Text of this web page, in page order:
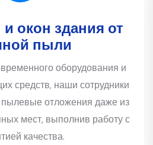
и окон здания от
пыли
оборудования и
средств, наши сотрудники
пылевые отложения даже из
мест, выполнив работу с
качества.